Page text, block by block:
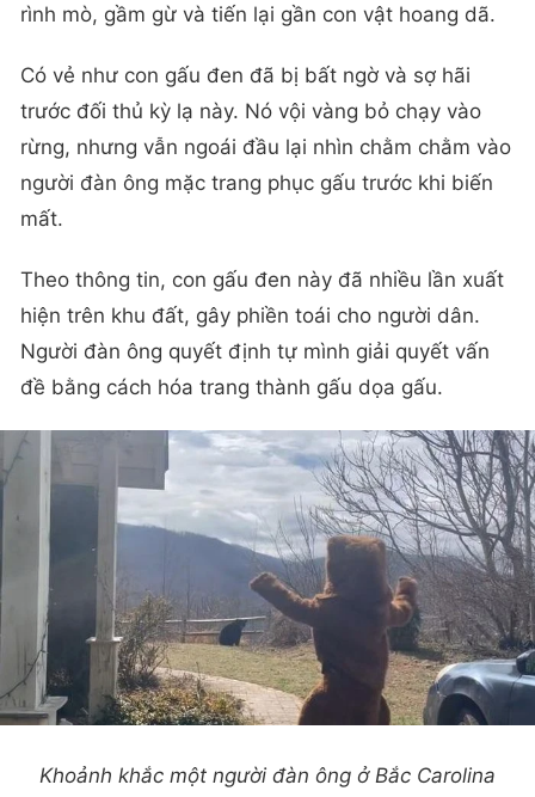
rình mò, gầm gừ và tiến lại gần con vật hoang dã.
Có vẻ như con gấu đen đã bị bất ngờ và sợ hãi
trước đối thủ kỳ lạ này. Nó vội vàng bỏ chạy vào
rừng, nhưng vẫn ngoái đầu lại nhìn chằm chằm vào
người đàn ông mặc trang phục gấu trước khi biến
mất.
Theo thông tin, con gấu đen này đã nhiều lần xuất
hiện trên khu đất, gây phiền toái cho người dân.
Người đàn ông quyết định tự mình giải quyết vấn
đề bằng cách hóa trang thành gấu dọa gấu.
Khoảnh khắc một người đàn ông ở Bắc Carolina